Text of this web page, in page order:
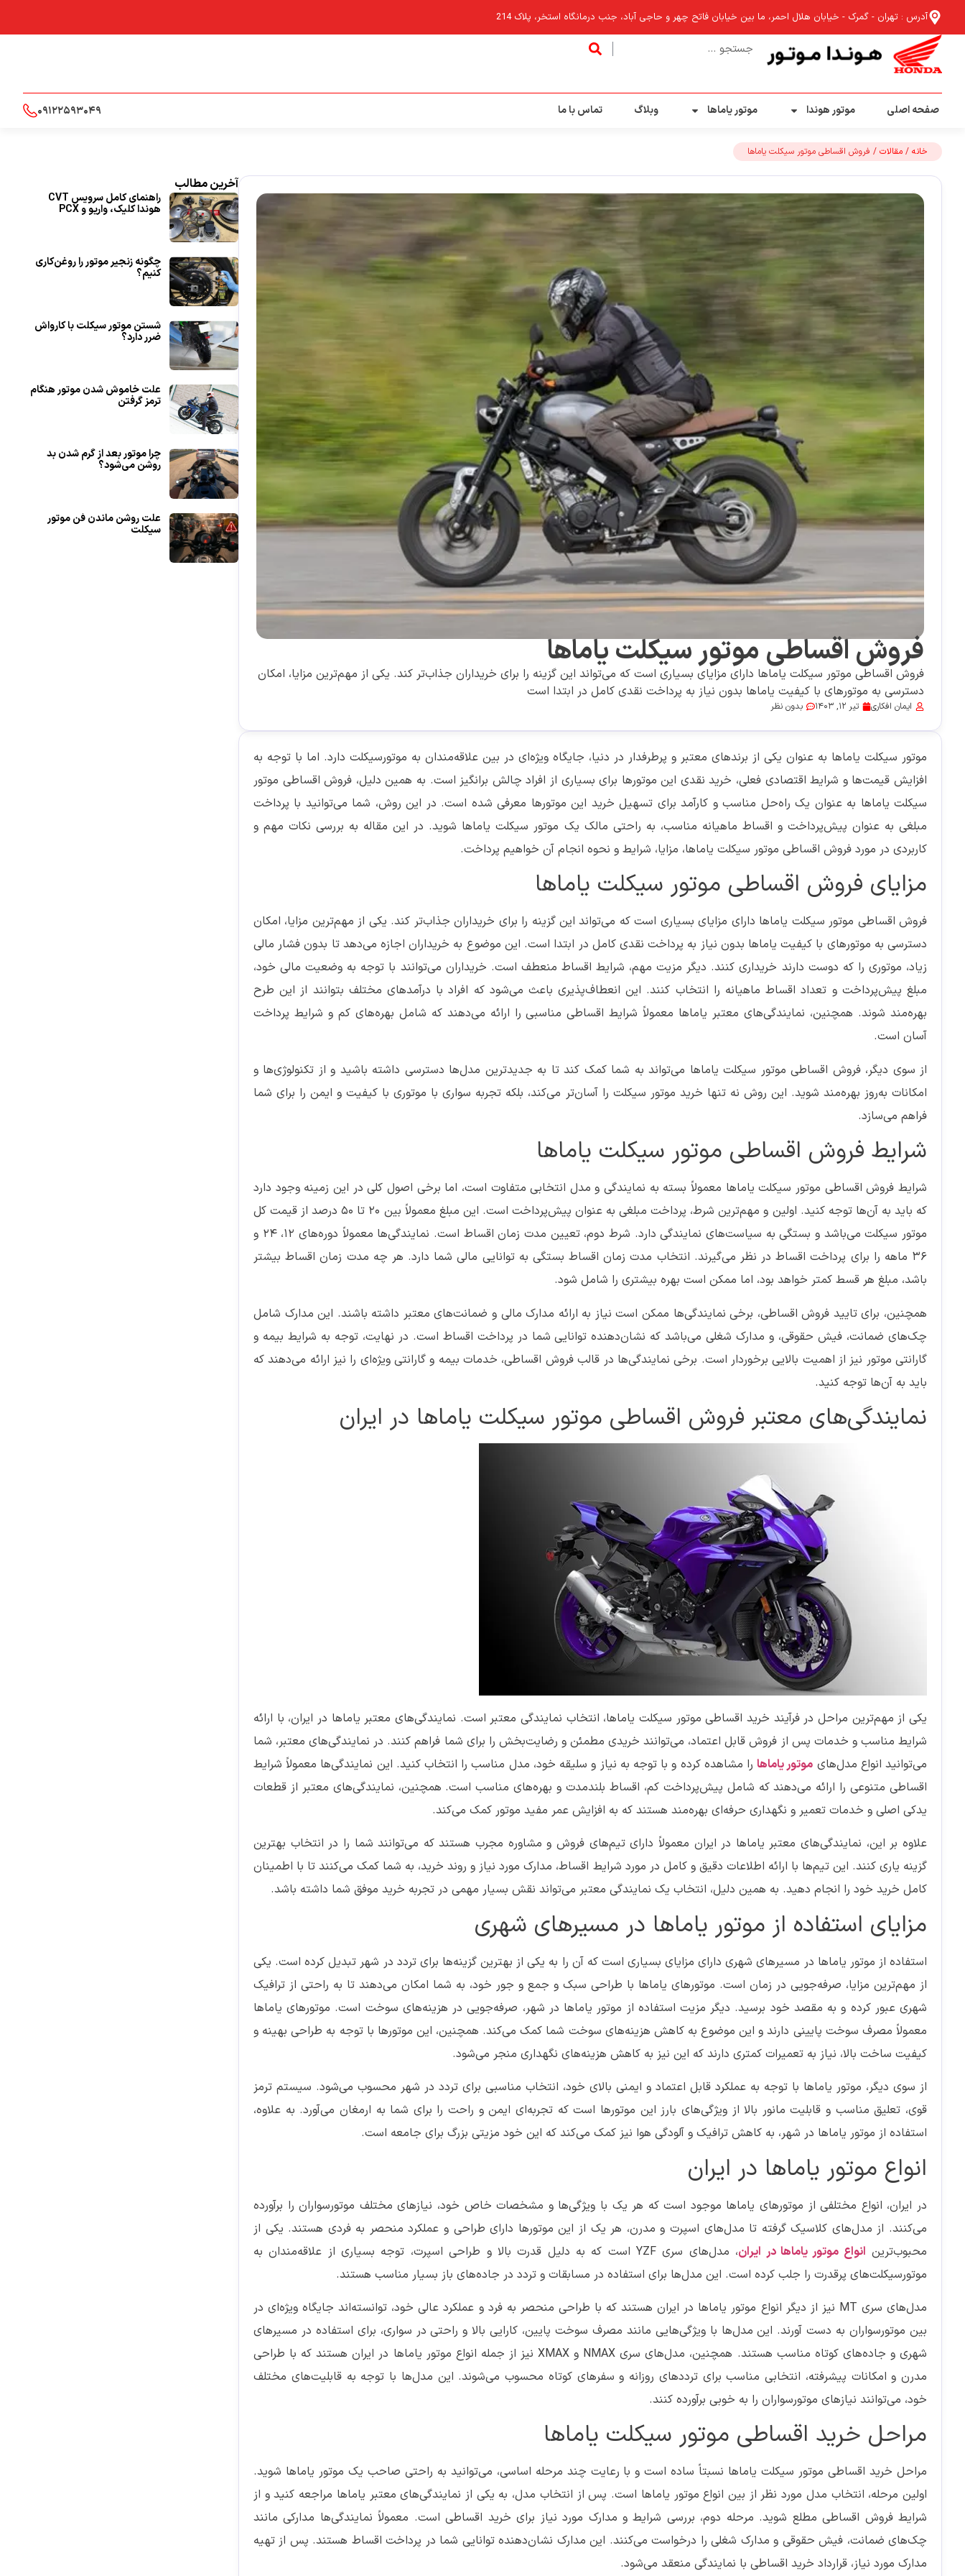
آدرس : تهران - گمرک - خیابان هلال احمر، ما بین خیابان فاتح چهر و حاجی آباد، جنب درمانگاه استخر، پلاک 214
صفحه اصلی موتور هوندا موتور یاماها وبلاگ تماس با ما 09122593049
خانه / مقالات / فروش اقساطی موتور سیکلت یاماها
فروش اقساطی موتور سیکلت یاماها
فروش اقساطی موتور سیکلت یاماها دارای مزایای بسیاری است که می‌تواند این گزینه را برای خریداران جذاب‌تر کند. یکی از مهم‌ترین مزایا، امکان
دسترسی به موتورهای با کیفیت یاماها بدون نیاز به پرداخت نقدی کامل در ابتدا است
ایمان افکاری تیر 12, 1403 بدون نظر
موتور سیکلت یاماها به عنوان یکی از برندهای معتبر و پرطرفدار در دنیا، جایگاه ویژه‌ای در بین علاقه‌مندان به موتورسیکلت دارد. اما با توجه به
افزایش قیمت‌ها و شرایط اقتصادی فعلی، خرید نقدی این موتورها برای بسیاری از افراد چالش برانگیز است. به همین دلیل، فروش اقساطی موتور
سیکلت یاماها به عنوان یک راه‌حل مناسب و کارآمد برای تسهیل خرید این موتورها معرفی شده است. در این روش، شما می‌توانید با پرداخت
مبلغی به عنوان پیش‌پرداخت و اقساط ماهیانه مناسب، به راحتی مالک یک موتور سیکلت یاماها شوید. در این مقاله به بررسی نکات مهم و
کاربردی در مورد فروش اقساطی موتور سیکلت یاماها، مزایا، شرایط و نحوه انجام آن خواهیم پرداخت.
مزایای فروش اقساطی موتور سیکلت یاماها
فروش اقساطی موتور سیکلت یاماها دارای مزایای بسیاری است که می‌تواند این گزینه را برای خریداران جذاب‌تر کند. یکی از مهم‌ترین مزایا، امکان
دسترسی به موتورهای با کیفیت یاماها بدون نیاز به پرداخت نقدی کامل در ابتدا است. این موضوع به خریداران اجازه می‌دهد تا بدون فشار مالی
زیاد، موتوری را که دوست دارند خریداری کنند. دیگر مزیت مهم، شرایط اقساط منعطف است. خریداران می‌توانند با توجه به وضعیت مالی خود،
مبلغ پیش‌پرداخت و تعداد اقساط ماهیانه را انتخاب کنند. این انعطاف‌پذیری باعث می‌شود که افراد با درآمدهای مختلف بتوانند از این طرح
بهره‌مند شوند. همچنین، نمایندگی‌های معتبر یاماها معمولاً شرایط اقساطی مناسبی را ارائه می‌دهند که شامل بهره‌های کم و شرایط پرداخت
آسان است.
از سوی دیگر، فروش اقساطی موتور سیکلت یاماها می‌تواند به شما کمک کند تا به جدیدترین مدل‌ها دسترسی داشته باشید و از تکنولوژی‌ها و
امکانات به‌روز بهره‌مند شوید. این روش نه تنها خرید موتور سیکلت را آسان‌تر می‌کند، بلکه تجربه سواری با موتوری با کیفیت و ایمن را برای شما
فراهم می‌سازد.
شرایط فروش اقساطی موتور سیکلت یاماها
شرایط فروش اقساطی موتور سیکلت یاماها معمولاً بسته به نمایندگی و مدل انتخابی متفاوت است، اما برخی اصول کلی در این زمینه وجود دارد
که باید به آن‌ها توجه کنید. اولین و مهم‌ترین شرط، پرداخت مبلغی به عنوان پیش‌پرداخت است. این مبلغ معمولاً بین 20 تا 50 درصد از قیمت کل
موتور سیکلت می‌باشد و بستگی به سیاست‌های نمایندگی دارد. شرط دوم، تعیین مدت زمان اقساط است. نمایندگی‌ها معمولاً دوره‌های 12، 24 و
36 ماهه را برای پرداخت اقساط در نظر می‌گیرند. انتخاب مدت زمان اقساط بستگی به توانایی مالی شما دارد. هر چه مدت زمان اقساط بیشتر
باشد، مبلغ هر قسط کمتر خواهد بود، اما ممکن است بهره بیشتری را شامل شود.
همچنین، برای تایید فروش اقساطی، برخی نمایندگی‌ها ممکن است نیاز به ارائه مدارک مالی و ضمانت‌های معتبر داشته باشند. این مدارک شامل
چک‌های ضمانت، فیش حقوقی، و مدارک شغلی می‌باشد که نشان‌دهنده توانایی شما در پرداخت اقساط است. در نهایت، توجه به شرایط بیمه و
گارانتی موتور نیز از اهمیت بالایی برخوردار است. برخی نمایندگی‌ها در قالب فروش اقساطی، خدمات بیمه و گارانتی ویژه‌ای را نیز ارائه می‌دهند که
باید به آن‌ها توجه کنید.
نمایندگی‌های معتبر فروش اقساطی موتور سیکلت یاماها در ایران
یکی از مهم‌ترین مراحل در فرآیند خرید اقساطی موتور سیکلت یاماها، انتخاب نمایندگی معتبر است. نمایندگی‌های معتبر یاماها در ایران، با ارائه
شرایط مناسب و خدمات پس از فروش قابل اعتماد، می‌توانند خریدی مطمئن و رضایت‌بخش را برای شما فراهم کنند. در نمایندگی‌های معتبر، شما
می‌توانید انواع مدل‌های موتور یاماهارا مشاهده کرده و با توجه به نیاز و سلیقه خود، مدل مناسب را انتخاب کنید. این نمایندگی‌ها معمولاً شرایط
اقساطی متنوعی را ارائه می‌دهند که شامل پیش‌پرداخت کم، اقساط بلندمدت و بهره‌های مناسب است. همچنین، نمایندگی‌های معتبر از قطعات
یدکی اصلی و خدمات تعمیر و نگهداری حرفه‌ای بهره‌مند هستند که به افزایش عمر مفید موتور کمک می‌کند.
علاوه بر این، نمایندگی‌های معتبر یاماها در ایران معمولاً دارای تیم‌های فروش و مشاوره مجرب هستند که می‌توانند شما را در انتخاب بهترین
گزینه یاری کنند. این تیم‌ها با ارائه اطلاعات دقیق و کامل در مورد شرایط اقساط، مدارک مورد نیاز و روند خرید، به شما کمک می‌کنند تا با اطمینان
کامل خرید خود را انجام دهید. به همین دلیل، انتخاب یک نمایندگی معتبر می‌تواند نقش بسیار مهمی در تجربه خرید موفق شما داشته باشد.
مزایای استفاده از موتور یاماها در مسیرهای شهری
استفاده از موتور یاماها در مسیرهای شهری دارای مزایای بسیاری است که آن را به یکی از بهترین گزینه‌ها برای تردد در شهر تبدیل کرده است. یکی
از مهم‌ترین مزایا، صرفه‌جویی در زمان است. موتورهای یاماها با طراحی سبک و جمع و جور خود، به شما امکان می‌دهند تا به راحتی از ترافیک
شهری عبور کرده و به مقصد خود برسید. دیگر مزیت استفاده از موتور یاماها در شهر، صرفه‌جویی در هزینه‌های سوخت است. موتورهای یاماها
معمولاً مصرف سوخت پایینی دارند و این موضوع به کاهش هزینه‌های سوخت شما کمک می‌کند. همچنین، این موتورها با توجه به طراحی بهینه و
کیفیت ساخت بالا، نیاز به تعمیرات کمتری دارند که این نیز به کاهش هزینه‌های نگهداری منجر می‌شود.
از سوی دیگر، موتور یاماها با توجه به عملکرد قابل اعتماد و ایمنی بالای خود، انتخاب مناسبی برای تردد در شهر محسوب می‌شود. سیستم ترمز
قوی، تعلیق مناسب و قابلیت مانور بالا از ویژگی‌های بارز این موتورها است که تجربه‌ای ایمن و راحت را برای شما به ارمغان می‌آورد. به علاوه،
استفاده از موتور یاماها در شهر، به کاهش ترافیک و آلودگی هوا نیز کمک می‌کند که این خود مزیتی بزرگ برای جامعه است.
انواع موتور یاماها در ایران
در ایران، انواع مختلفی از موتورهای یاماها موجود است که هر یک با ویژگی‌ها و مشخصات خاص خود، نیازهای مختلف موتورسواران را برآورده
می‌کنند. از مدل‌های کلاسیک گرفته تا مدل‌های اسپرت و مدرن، هر یک از این موتورها دارای طراحی و عملکرد منحصر به فردی هستند. یکی از
محبوب‌ترین انواع موتور یاماها در ایران
، مدل‌های سری YZF است که به دلیل قدرت بالا و طراحی اسپرت، توجه بسیاری از علاقه‌مندان به
موتورسیکلت‌های پرقدرت را جلب کرده است. این مدل‌ها برای استفاده در مسابقات و تردد در جاده‌های باز بسیار مناسب هستند.
مدل‌های سری MT نیز از دیگر انواع موتور یاماها در ایران هستند که با طراحی منحصر به فرد و عملکرد عالی خود، توانسته‌اند جایگاه ویژه‌ای در
بین موتورسواران به دست آورند. این مدل‌ها با ویژگی‌هایی مانند مصرف سوخت پایین، کارایی بالا و راحتی در سواری، برای استفاده در مسیرهای
شهری و جاده‌های کوتاه مناسب هستند. همچنین، مدل‌های سری NMAX و XMAX نیز از جمله انواع موتور یاماها در ایران هستند که با طراحی
مدرن و امکانات پیشرفته، انتخابی مناسب برای ترددهای روزانه و سفرهای کوتاه محسوب می‌شوند. این مدل‌ها با توجه به قابلیت‌های مختلف
خود، می‌توانند نیازهای موتورسواران را به خوبی برآورده کنند.
مراحل خرید اقساطی موتور سیکلت یاماها
مراحل خرید اقساطی موتور سیکلت یاماها نسبتاً ساده است و با رعایت چند مرحله اساسی، می‌توانید به راحتی صاحب یک موتور یاماها شوید.
اولین مرحله، انتخاب مدل مورد نظر از بین انواع موتور یاماها است. پس از انتخاب مدل، به یکی از نمایندگی‌های معتبر یاماها مراجعه کنید و از
شرایط فروش اقساطی مطلع شوید. مرحله دوم، بررسی شرایط و مدارک مورد نیاز برای خرید اقساطی است. معمولاً نمایندگی‌ها مدارکی مانند
چک‌های ضمانت، فیش حقوقی و مدارک شغلی را درخواست می‌کنند. این مدارک نشان‌دهنده توانایی شما در پرداخت اقساط هستند. پس از تهیه
مدارک مورد نیاز، قرارداد خرید اقساطی با نمایندگی منعقد می‌شود.
آخرین مطالب
راهنمای کامل سرویس CVT
هوندا کلیک، واریو و PCX
چگونه زنجیر موتور را روغن‌کاری
کنیم؟
شستن موتور سیکلت با کارواش
ضرر دارد؟
علت خاموش شدن موتور هنگام
ترمز گرفتن
چرا موتور بعد از گرم شدن بد
روشن می‌شود؟
علت روشن ماندن فن موتور
سیکلت